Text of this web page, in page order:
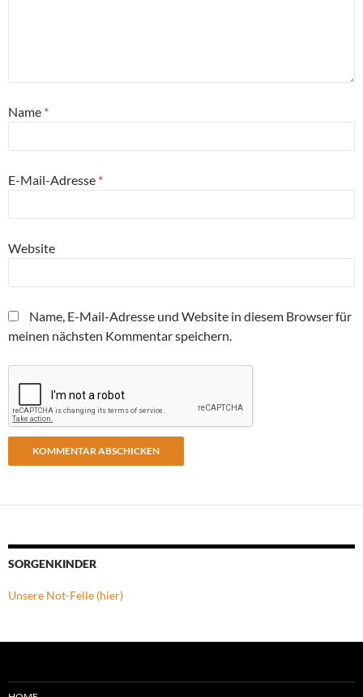
Name *
E-Mail-Adresse *
Website
Name, E-Mail-Adresse und Website in diesem Browser für
meinen nächsten Kommentar speichern.
SORGENKINDER
Unsere Not-Felle (hier)